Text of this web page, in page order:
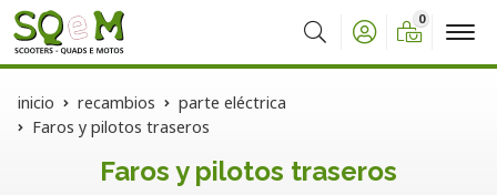
Buscar
0
inicio recambios
parte eléctrica
Faros y pilotos traseros
Faros y pilotos traseros